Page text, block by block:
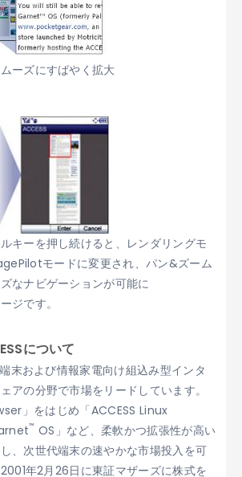
ーズにすばやく拡大
キーを押し続けると、レンダリングモ
モードに変更され、パン&ズーム
なナビゲーションが可能に
ジです。
について
末および情報家電向け組込み型インタ
アの分野で市場をリードしています。
」をはじめ「ACCESS Linux
™ OS」など、柔軟かつ拡張性が高い
、次世代端末の速やかな市場投入を可
年2月26日に東証マザーズに株式を